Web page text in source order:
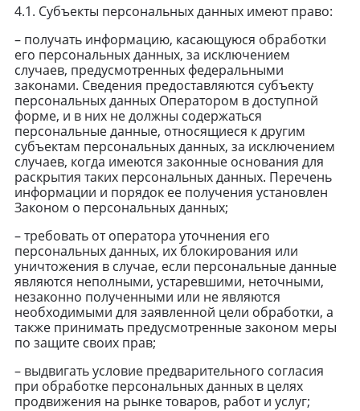
4.1. Субъекты персональных данных имеют право:
– получать информацию, касающуюся обработки
его персональных данных, за исключением
случаев, предусмотренных федеральными
законами. Сведения предоставляются субъекту
персональных данных Оператором в доступной
форме, и в них не должны содержаться
персональные данные, относящиеся к другим
субъектам персональных данных, за исключением
случаев, когда имеются законные основания для
раскрытия таких персональных данных. Перечень
информации и порядок ее получения установлен
Законом о персональных данных;
– требовать от оператора уточнения его
персональных данных, их блокирования или
уничтожения в случае, если персональные данные
являются неполными, устаревшими, неточными,
незаконно полученными или не являются
необходимыми для заявленной цели обработки, а
также принимать предусмотренные законом меры
по защите своих прав;
– выдвигать условие предварительного согласия
при обработке персональных данных в целях
продвижения на рынке товаров, работ и услуг;